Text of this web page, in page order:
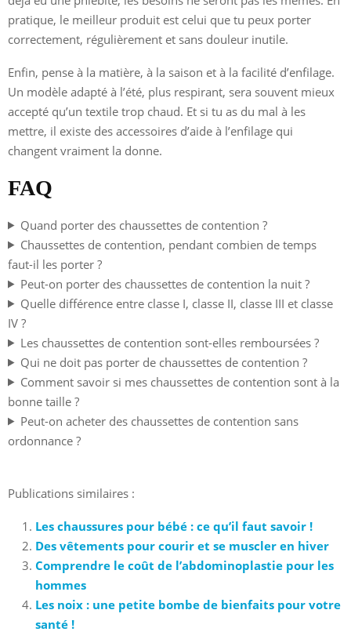
pratique, le meilleur produit est celui que tu peux porter
correctement, régulièrement et sans douleur inutile.
Enfin, pense à la matière, à la saison et à la facilité d’enfilage.
Un modèle adapté à l’été, plus respirant, sera souvent mieux
accepté qu’un textile trop chaud. Et si tu as du mal à les
mettre, il existe des accessoires d’aide à l’enfilage qui
changent vraiment la donne.
FAQ
Quand porter des chaussettes de contention ?
Chaussettes de contention, pendant combien de temps
faut-il les porter ?
Peut-on porter des chaussettes de contention la nuit ?
Quelle différence entre classe I, classe II, classe III et classe
IV ?
Les chaussettes de contention sont-elles remboursées ?
Qui ne doit pas porter de chaussettes de contention ?
Comment savoir si mes chaussettes de contention sont à la
bonne taille ?
Peut-on acheter des chaussettes de contention sans
ordonnance ?
Publications similaires :
Les chaussures pour bébé : ce qu’il faut savoir !
Des vêtements pour courir et se muscler en hiver
Comprendre le coût de l’abdominoplastie pour les
hommes
Les noix : une petite bombe de bienfaits pour votre
santé !